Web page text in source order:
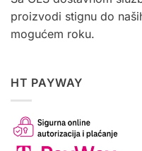
proizvodi stignu do
mogućem roku.
HT PAYWAY